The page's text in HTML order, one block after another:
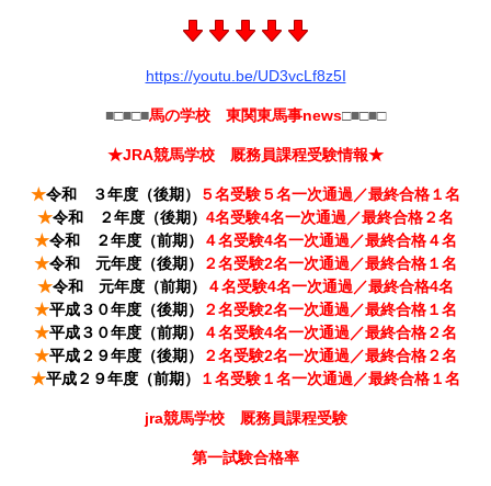
https://youtu.be/UD3vcLf8z5I
■□■□■馬の学校 東関東馬事news□■□■□
★JRA競馬学校 厩務員課程受験情報★
★令和 ３年度（後期）
５名受験５名一次通過／最終合格１名
★令和 ２年度（後期） 4名受験4名一次通過／最終合格２名
★令和 ２年度（前期）
４名受験4名一次通過／最終合格４名
★令和 元年度（後期）
２名受験2名一次通過／最終合格１名
★令和 元年度（前期）
４名受験4名一次通過／最終合格4名
★平成３０年度（後期）
２名受験2名一次通過／最終合格１名
★平成３０年度（前期）
４名受験4名一次通過／最終合格２名
★平成２９年度（後期）
２名受験2名一次通過／最終合格２名
★平成２９年度（前期） １名受験１名一次通過／最終合格１名
jra競馬学校 厩務員課程受験
第一試験合格率